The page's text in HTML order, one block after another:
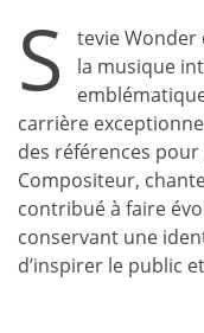
S
tevie
la musique
carrière
des références
Compositeur,
contribué à faire
conservant une
d’inspirer le public